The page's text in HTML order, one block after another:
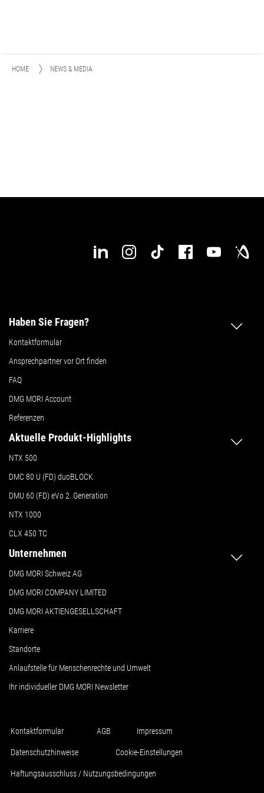
HOME NEWS & MEDIA
Haben Sie Fragen?
Kontaktformular
Ansprechpartner vor Ort finden
FAQ
DMG MORI Account
Referenzen
Aktuelle Produkt-Highlights
NTX 500
DMC 80 U (FD) duoBLOCK
DMU 60 (FD) eVo 2. Generation
NTX 1000
CLX 450 TC
Unternehmen
DMG MORI Schweiz AG
DMG MORI COMPANY LIMITED
DMG MORI AKTIENGESELLSCHAFT
Karriere
Standorte
Anlaufstelle für Menschenrechte und Umwelt
Ihr individueller DMG MORI Newsletter
Kontaktformular AGB Impressum
Datenschutzhinweise Cookie-Einstellungen
Haftungsausschluss / Nutzungsbedingungen